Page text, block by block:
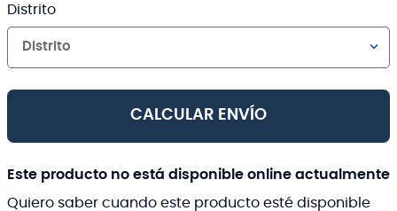
Distrito
Distrito
CALCULAR ENVÍO
Este producto no está disponible online actualmente
Quiero saber cuando este producto esté disponible